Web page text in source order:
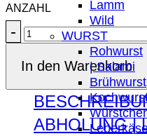
Lamm
Wild
WURST
Rohwurst
| Salami
Brühwurst
Hüttensalami
Menge
In den Warenkorb
ABHOLUNG |